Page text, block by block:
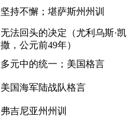
坚持不懈；堪萨斯州州训
无法回头的决定（尤利乌斯·凯
撒，公元前49年）
多元中的统一；美国格言
美国海军陆战队格言
弗吉尼亚州州训